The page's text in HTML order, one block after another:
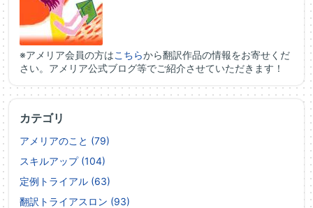
※アメリア会員の方はこちらから翻訳作品の情報をお寄せくだ
さい。アメリア公式ブログ等でご紹介させていただきます！
カテゴリ
アメリアのこと (79)
スキルアップ (104)
定例トライアル (63)
翻訳トライアスロン (93)